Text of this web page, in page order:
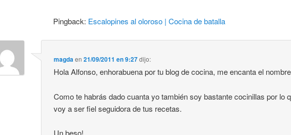
Pingback: Escalopines al oloroso | Cocina de batalla
magdaen21/09/2011 en 9:27dijo:
Hola Alfonso, enhorabuena por tu blog de cocina, me encanta el
Como te habrás dado cuanta yo también soy bastante cocinillas por lo
voy a ser fiel seguidora de tus recetas.
Un beso!